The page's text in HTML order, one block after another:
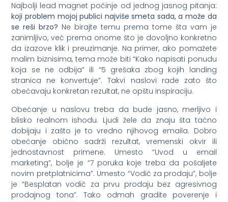
Najbolji lead magnet počinje od jednog jasnog pitanja:
koji problem mojoj publici najviše smeta sada, a može da
se reši brzo? Ne birajte temu prema tome šta vam je
zanimljivo, već prema onome što je dovoljno konkretno
da izazove klik i preuzimanje. Na primer, ako pomažete
malim biznisima, tema može biti “Kako napisati ponudu
koja se ne odbija” ili “5 grešaka zbog kojih landing
stranica ne konvertuje”. Takvi naslovi rade zato što
obećavaju konkretan rezultat, ne opštu inspiraciju.
Obećanje u naslovu treba da bude jasno, merljivo i
blisko realnom ishodu. Ljudi žele da znaju šta tačno
dobijaju i zašto je to vredno njihovog emaila. Dobro
obećanje obično sadrži rezultat, vremenski okvir ili
jednostavnost primene. Umesto “Uvod u email
marketing”, bolje je “7 poruka koje treba da pošaljete
novim pretplatnicima”. Umesto “Vodič za prodaju”, bolje
je “Besplatan vodič za prvu prodaju bez agresivnog
prodajnog tona”. Tako odmah gradite poverenje i